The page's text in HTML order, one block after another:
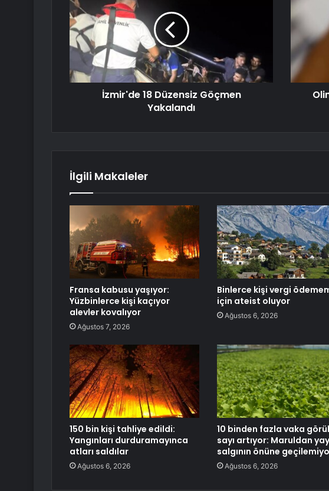
İzmir'de 18 Düzensiz Göçmen
Yakalandı
İlgili Makaleler
Fransa kabusu yaşıyor:
Yüzbinlerce kişi kaçıyor
alevler kovalıyor
Ağustos 7, 2026
Binlerce kişi vergi
için ateist oluyor
Ağustos 6, 2026
150 bin kişi tahliye edildi:
Yangınları durduramayınca
atları saldılar
Ağustos 6, 2026
10 binden fazla vaka
sayı artıyor: Maruldan
salgının önüne
Ağustos 6, 2026